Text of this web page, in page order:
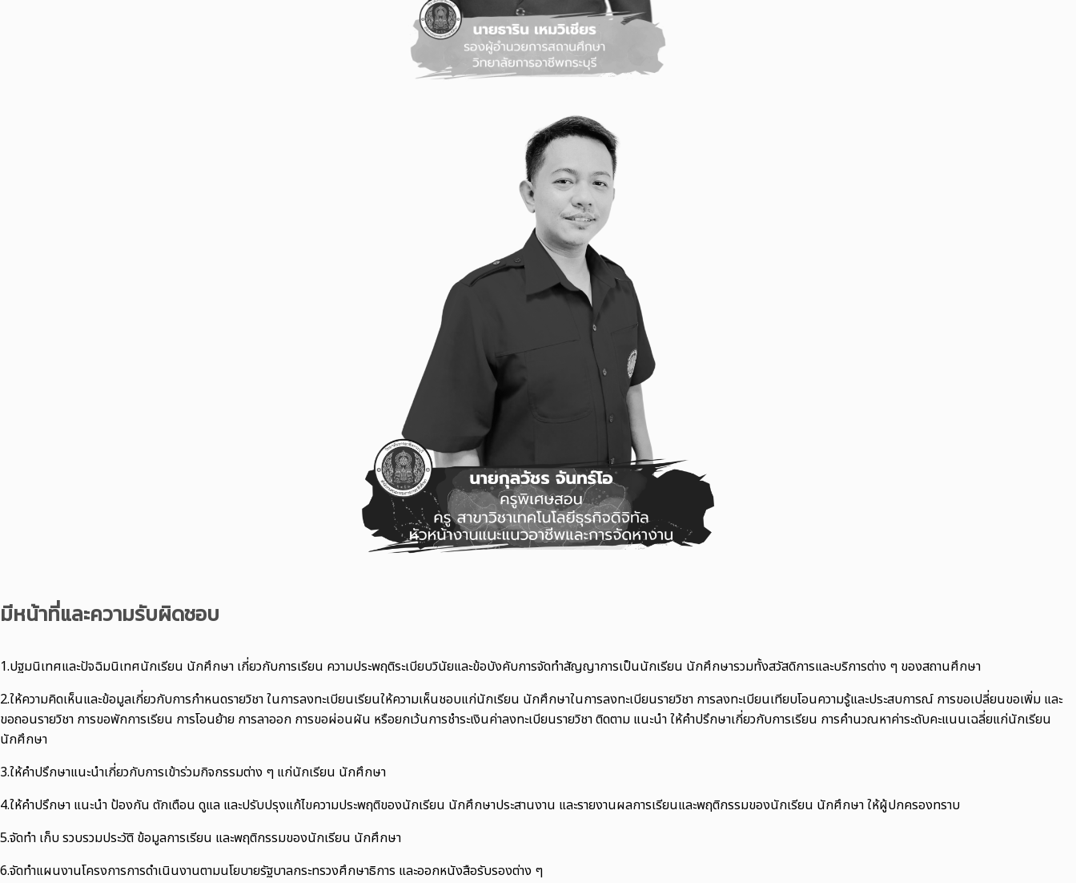
มีหน้าที่และความรับผิดชอบ
1.ปฐมนิเทศและปัจฉิมนิเทศนักเรียน นักศึกษา เกี่ยวกับการเรียน ความประพฤติระเบียบวินัยและข้อบังคับการจัดทำสัญญาการเป็นนักเรียน นักศึกษารวมทั้งสวัสดิการและบริการต่าง ๆ ของสถานศึกษา
2.ให้ความคิดเห็นและข้อมูลเกี่ยวกับการกำหนดรายวิชา ในการลงทะเบียนเรียนให้ความเห็นชอบแก่นักเรียน นักศึกษาในการลงทะเบียนรายวิชา การลงทะเบียนเทียบโอนความรู้และประสบการณ์ การขอเปลี่ยนขอเพิ่ม และ
ขอถอนรายวิชา การขอพักการเรียน การโอนย้าย การลาออก การขอผ่อนผัน หรือยกเว้นการชำระเงินค่าลงทะเบียนรายวิชา ติดตาม แนะนำ ให้คำปรึกษาเกี่ยวกับการเรียน การคำนวณหาค่าระดับคะแนนเฉลี่ยแก่นักเรียน
นักศึกษา
3.ให้คำปรึกษาแนะนำเกี่ยวกับการเข้าร่วมกิจกรรมต่าง ๆ แก่นักเรียน นักศึกษา
4.ให้คำปรึกษา แนะนำ ป้องกัน ตักเตือน ดูแล และปรับปรุงแก้ไขความประพฤติของนักเรียน นักศึกษาประสานงาน และรายงานผลการเรียนและพฤติกรรมของนักเรียน นักศึกษา ให้ผู้ปกครองทราบ
5.จัดทำ เก็บ รวบรวมประวัติ ข้อมูลการเรียน และพฤติกรรมของนักเรียน นักศึกษา
6.จัดทำแผนงานโครงการการดำเนินงานตามนโยบายรัฐบาลกระทรวงศึกษาธิการ และออกหนังสือรับรองต่าง ๆ